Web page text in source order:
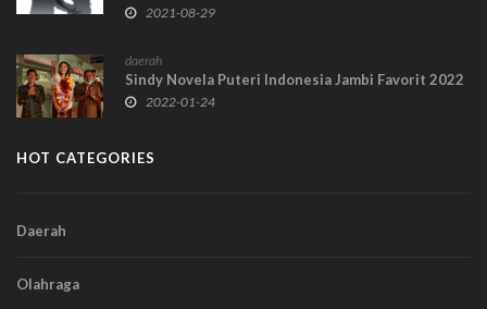
2021-08-29
daerah
Sindy Novela Puteri Indonesia Jambi Favorit 2022
2022-01-24
HOT CATEGORIES
Daerah
Olahraga